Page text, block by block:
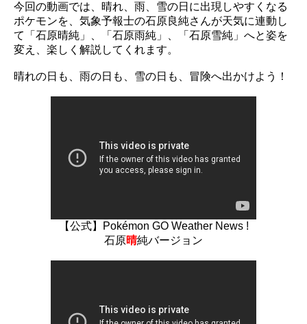
今回の動画では、晴れ、雨、雪の日に出現しやすくなる
ポケモンを、気象予報士の石原良純さんが天気に連動し
て「石原晴純」、「石原雨純」、「石原雪純」へと姿を
変え、楽しく解説してくれます。
晴れの日も、雨の日も、雪の日も、冒険へ出かけよう！
【公式】Pokémon GO Weather News !
石原晴純バージョン